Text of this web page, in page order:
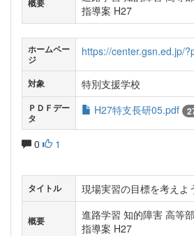
概要
指導案 H27
ホームペー
ジ
https://center.gsn.ed.jp/
対象 特別支援学校
ＰＤＦデー
タ
H27特支長研05.pdf
0 1
タイトル 現場実習の目標を考えよ
概要
進路学習 知的障害 高等
指導案 H27